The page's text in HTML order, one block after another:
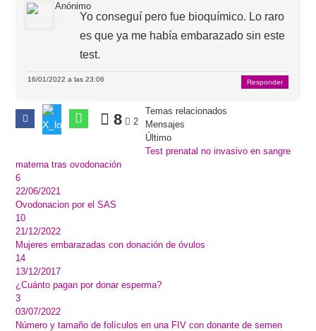
Anónimo
Yo conseguí pero fue bioquímico. Lo raro
es que ya me había embarazado sin este
test.
16/01/2022 a las 23:06 Responder
8 2
Temas relacionados
Mensajes
Último
Test prenatal no invasivo en sangre
materna tras ovodonación
6
22/06/2021
Ovodonacion por el SAS
10
21/12/2022
Mujeres embarazadas con donación de óvulos
14
13/12/2017
¿Cuánto pagan por donar esperma?
3
03/07/2022
Número y tamaño de folículos en una FIV con donante de semen